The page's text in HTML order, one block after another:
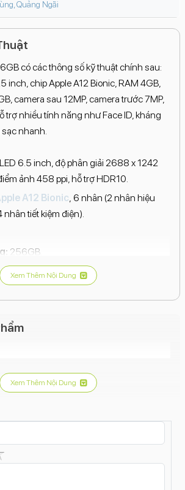
Quảng Ngãi
Xem Thêm Nội Dung
có các thông số kỹ thuật chính sau:
inch, chip Apple A12 Bionic, RAM 4GB,
camera sau 12MP, camera trước 7MP,
trợ nhiều tính năng như Face ID, kháng
nhanh.
6.5 inch, độ phân giải 2688 x 1242
ảnh 458 ppi, hỗ trợ HDR10.
A12 Bionic , 6 nhân (2 nhân hiệu
nhân tiết kiệm điện).
256GB.
12MP, hỗ trợ chụp ảnh xóa phông, quay
chống rung quang học.
iOS 12 (có thể nâng cấp lên các phiên
trọng lượng:157.5 x 77.4 x 7.7 mm,
Xem Thêm Nội Dung